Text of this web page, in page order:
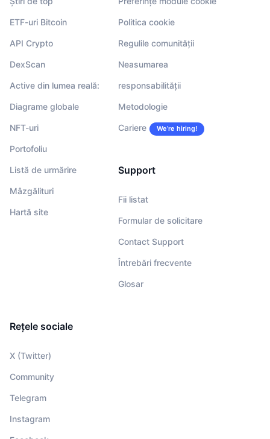
ETF-uri Bitcoin
API Crypto
DexScan
Active din lumea reală:
Diagrame globale
NFT-uri
Portofoliu
Listă de urmărire
Mâzgălituri
Hartă site
Politica cookie
Regulile comunității
Neasumarea
responsabilității
Metodologie
Cariere We’re hiring!
Support
Fii listat
Formular de solicitare
Contact Support
Întrebări frecvente
Glosar
Rețele sociale
X (Twitter)
Community
Telegram
Instagram